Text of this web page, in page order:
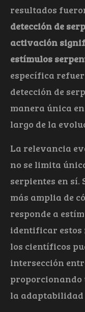
resultados
detección de
activación
estímulos
específica
detección de
manera única
largo de la
La relevancia
no se limita
serpientes en sí.
más amplia de
responde a
identificar estos
los científicos
intersección
proporcionando
la adaptabilidad